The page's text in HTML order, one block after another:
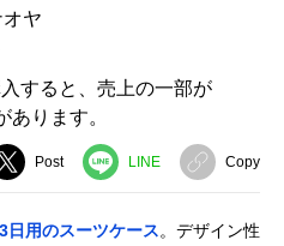
ヤ
すると、売上の一部が
あります。
Post LINE Copy
日用のスーツケース。デザイン性